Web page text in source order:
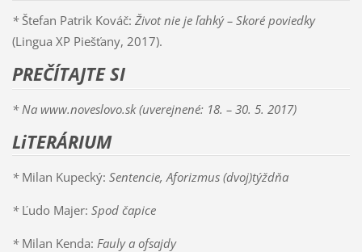
* Štefan Patrik Kováč: Život nie je ľahký – Skoré poviedky
(Lingua XP Piešťany, 2017).
PREČÍTAJTE SI
* Na www.noveslovo.sk (uverejnené: 18. – 30. 5. 2017)
LiTERÁRIUM
* Milan Kupecký: Sentencie, Aforizmus (dvoj)týždňa
* Ľudo Majer: Spod čapice
* Milan Kenda: Fauly a ofsajdy